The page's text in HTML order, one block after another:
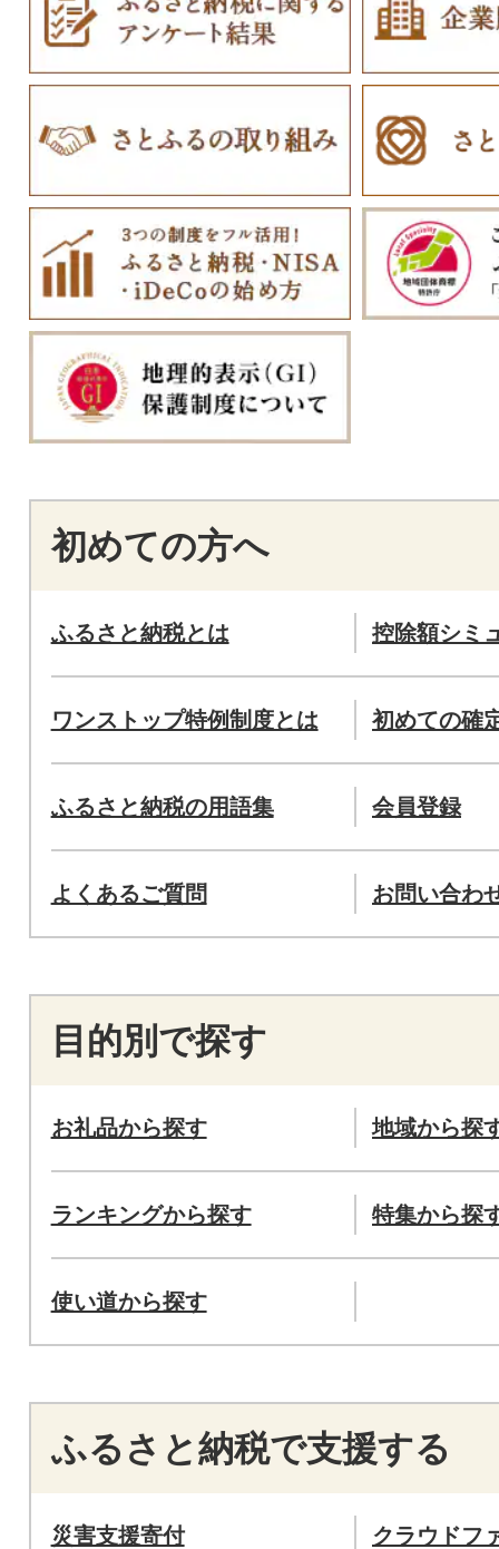
初めての方へ
ふるさと納税とは 控除額シミ
ワンストップ特例制度とは 初めての確
ふるさと納税の用語集 会員登録
よくあるご質問 お問い合わ
目的別で探す
お礼品から探す 地域から探
ランキングから探す 特集から探
使い道から探す
ふるさと納税で支援する
災害支援寄付 クラウドフ